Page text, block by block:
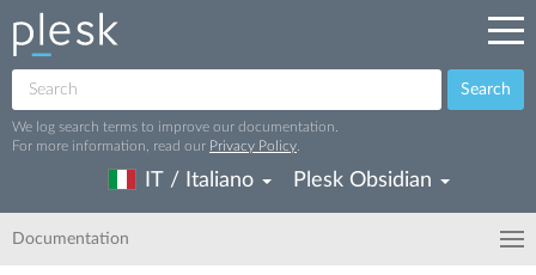
Search
We log search terms to improve our documentation.
For more information, read our Privacy Policy
IT / Italiano Plesk Obsidian
Documentation